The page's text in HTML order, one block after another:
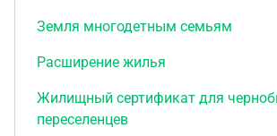
Земля многодетным семьям
Расширение жилья
Жилищный сертификат для
переселенцев